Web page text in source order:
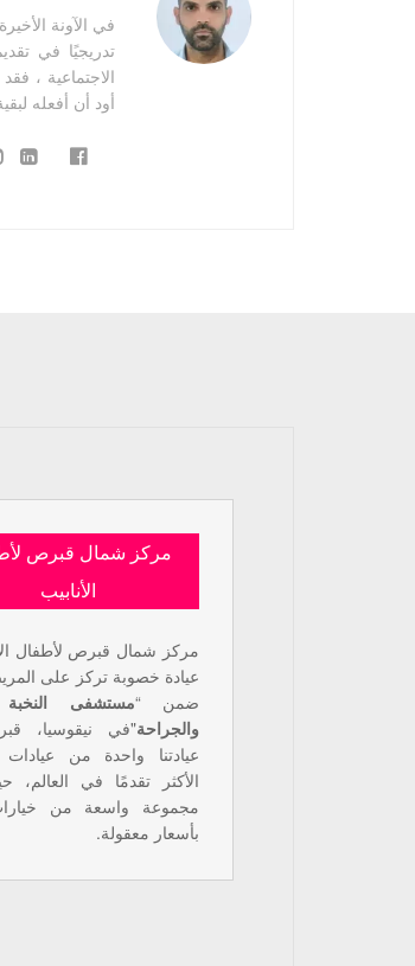
في الآونة
تدريجيًا في
الاجتماعية ،
أود أن أفعله
مركز شمال قبرص
الأنابيب
مركز شمال قبرص لأطفال
عيادة خصوبة تركز على
ضمن “مستشفى النخبة
والجراحة"في نيقوسيا،
عيادتنا واحدة من عيادات
الأكثر تقدمًا في العالم،
مجموعة واسعة من
بأسعار معقولة.